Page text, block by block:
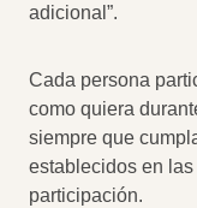
adicional”.
Cada persona
como quiera
siempre que
establecidos en
participación.